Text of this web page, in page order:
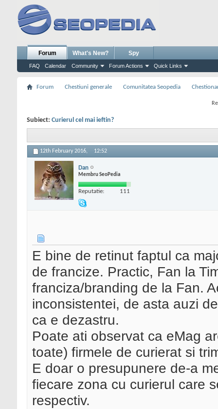
Forum
FAQ Calendar Community Forum Actions Quick Links
What's New? Spy
Forum Chestiuni generale Comunitatea Seopedia
Subiect: Curierul cel mai ieftin?
12th February 2016, 12:52
Dan
Membru SeoPedia
Reputatie: 111
E bine de retinut faptul ca
de francize. Practic, Fan la
franciza/branding de la Fan.
inconsistentei, de asta auzi
ca e dezastru.
Poate ati observat ca eMag
toate) firmele de curierat si
E doar o presupunere de-a
fiecare zona cu curierul care
respectiv.